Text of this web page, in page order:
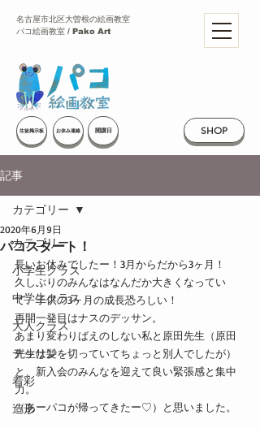
SHOP
名古屋市北区大曽根の絵画教室
パコ絵画教室 / Pako Art
生徒掲示板 お休み連絡 開講日
記事
カテゴリー
小学生クラス
中学生クラス
大人クラス
デッサン
着彩
造形
カテゴリー
パコスタート！
2020年6月9日
長いお休みでしたー！3月からだから3ヶ月！
久しぶりのみんなはなんだか大きくなってい
て、子供の3ヶ月の成長恐ろしい！
再開一発目はナスのデッサン。
あまり変わりばえのしない私と原田先生（原田
先生は髪を切っていてちょっと別人でしたが）
と、新入会のみんなを迎えて良い緊張感と集中
力。
（あーパコが帰ってきたー♡）と思いました。